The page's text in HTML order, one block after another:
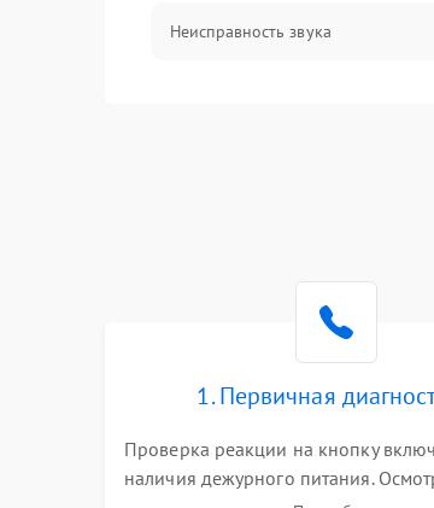
Неисправность звука
1. Первичная
Проверка реакции на кнопку
наличия дежурного питания.